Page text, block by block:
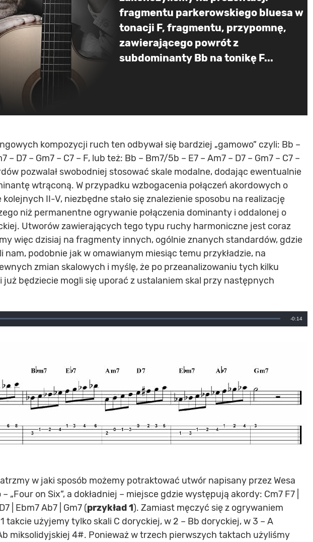
fragmentu parkerowskiego bluesa w
tonacji F, fragmentu, przypomnę,
zawierającego powrót z
subdominanty Bb na tonikę F...
kompozycji ruch ten odbywał się bardziej „gamowo” czyli: Bb –
– D7 – Gm7 – C7 – F, lub też: Bb – Bm7/5b – E7 – Am7 – D7 – Gm7 – C7 –
pozwalał swobodniej stosować skale modalne, dodając ewentualnie
wtrąconą. W przypadku wzbogacenia połączeń akordowych o
II-V, niezbędne stało się znalezienie sposobu na realizację
niż permanentne ogrywanie połączenia dominanty i oddalonej o
Utworów zawierających tego typu ruchy harmoniczne jest coraz
więc dzisiaj na fragmenty innych, ogólnie znanych standardów, gdzie
nam, podobnie jak w omawianym miesiąc temu przykładzie, na
zmian skalowych i myślę, że po przeanalizowaniu tych kilku
już będziecie mogli się uporać z ustalaniem skal przy następnych
Remaining
-0:14
w jaki sposób możemy potraktować utwór napisany przez Wesa
„Four on Six”, a dokładniej – miejsce gdzie występują akordy: Cm7 F7 |
| Ebm7 Ab7 | Gm7 (przykład 1). Zamiast męczyć się z ogrywaniem
takcie użyjemy tylko skali C doryckiej, w 2 – Bb doryckiej, w 3 – A
miksolidyjskiej 4#. Ponieważ w trzech pierwszych taktach użyliśmy